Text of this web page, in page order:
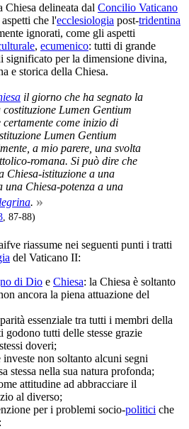
delineata dal Concilio Vaticano
che l'ecclesiologia post-tridentina
ignorati, come gli aspetti
, ecumenico: tutti di grande
significato per la dimensione divina,
e storica della Chiesa.
il giorno che ha segnato la
Lumen Gentium
come inizio di
Lumen Gentium
a mio parere, una svolta
romana. Si può dire che
Chiesa-istituzione a una
una Chiesa-potenza a una
. »
, 87-88)
riassume nei seguenti punti i tratti
del Vaticano II:
di Dio e Chiesa: la Chiesa è soltanto
ancora la piena attuazione del
essenziale tra tutti i membri della
godono tutti delle stesse grazie
doveri;
investe non soltanto alcuni segni
stessa nella sua natura profonda;
attitudine ad abbracciare il
al diverso;
per i problemi socio-politici che